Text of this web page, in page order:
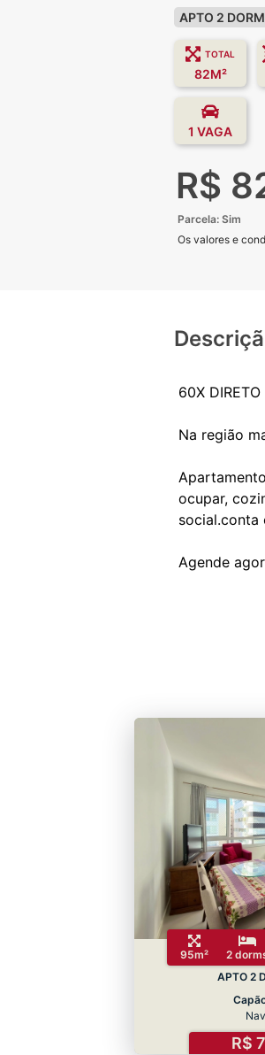
APTO 2
TOTAL
82M²
1 VAGA
R$
Parcela: Sim
Os valores e
60X DIRETO
Na região
ocupar,
social.conta
95m² 2
APTO 2
R$